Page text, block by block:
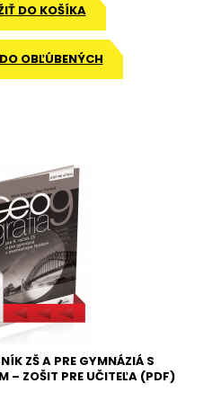
DO KOŠÍKA
OBĽÚBENÝCH
ZŠ A PRE GYMNÁZIÁ S
– ZOŠIT PRE UČITEĽA (PDF)